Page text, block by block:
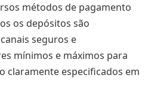
métodos de pagamento
os depósitos são
seguros e
mínimos e máximos para
claramente especificados em